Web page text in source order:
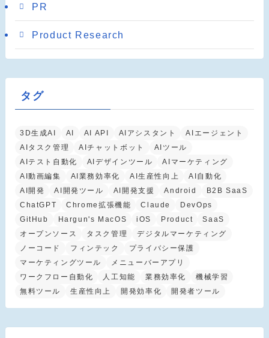
PR
Product Research
タグ
3D生成AI AI AI API AIアシスタント
AIエージェント
AIタスク管理
AIチャットボット
AIツール
AIテスト自動化
AIデザインツール
AIマーケティング
AI動画編集
AI業務効率化 AI生産性向上
AI自動化
AI開発
AI開発ツール AI開発支援 Android
B2B SaaS
ChatGPT
Chrome拡張機能 Claude
DevOps
GitHub
Hargun's MacOS iOS Product
SaaS
オープンソース
タスク管理
デジタルマーケティング
ノーコード
フィンテック
プライバシー保護
マーケティングツール
メニューバーアプリ
ワークフロー自動化
人工知能 業務効率化
機械学習
無料ツール
生産性向上 開発効率化 開発者ツール